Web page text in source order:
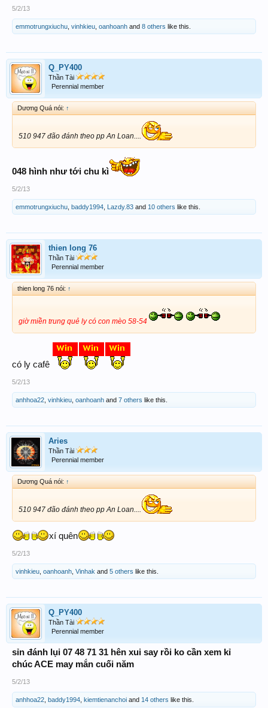
5/2/13
emmotrungxiuchu vinhkieu oanhoanh and 8 others like this.
Q_PY400
Thần Tài
Perennial member
Dương Quá nói: ↑
510 947 đão đánh theo pp An Loan....
048 hình như tới chu kì
5/2/13
emmotrungxiuchu baddy1994 Lazdy.83 and 10 others like this.
thien long 76
Thần Tài
Perennial member
thien long 76 nói: ↑
giờ miền trung quẻ ly có con mèo 58-54
có ly cafê
5/2/13
anhhoa22 vinhkieu oanhoanh and 7 others like this.
Aries
Thần Tài
Perennial member
Dương Quá nói: ↑
510 947 đão đánh theo pp An Loan....
xí quên
5/2/13
vinhkieu oanhoanh Vinhak and 5 others like this.
Q_PY400
Thần Tài
Perennial member
sỉn đánh lụi 07 48 71 31 hên xui say rồi ko cần xem kỉ
chúc ACE may mắn cuối năm
5/2/13
anhhoa22 baddy1994 kiemtienanchoi and 14 others like this.